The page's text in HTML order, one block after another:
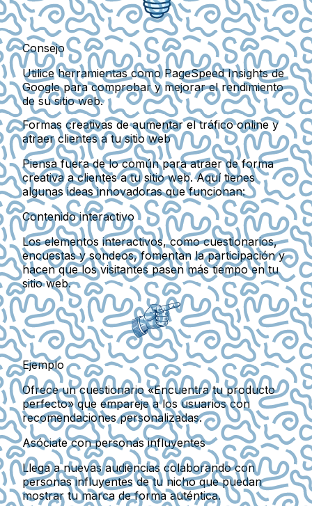
Consejo
Utilice herramientas como PageSpeed Insights de
Google para comprobar y mejorar el rendimiento
de su sitio web.
Formas creativas de aumentar el tráfico online y
atraer clientes a tu sitio web
Piensa fuera de lo común para atraer de forma
creativa a clientes a tu sitio web. Aquí tienes
algunas ideas innovadoras que funcionan:
Contenido interactivo
Los elementos interactivos, como cuestionarios,
encuestas y sondeos, fomentan la participación y
hacen que los visitantes pasen más tiempo en tu
sitio web.
Ejemplo
Ofrece un cuestionario «Encuentra tu producto
perfecto» que empareje a los usuarios con
recomendaciones personalizadas.
Asóciate con personas influyentes
Llega a nuevas audiencias colaborando con
personas influyentes de tu nicho que puedan
mostrar tu marca de forma auténtica.